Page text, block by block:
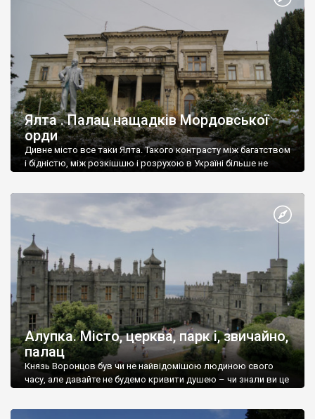
Ялта . Палац нащадків Мордовської
орди
Дивне місто все таки Ялта. Такого контрасту між багатством
і бідністю, між розкішшю і розрухою в Україні більше не
Алупка. Місто, церква, парк і, звичайно,
палац
Князь Воронцов був чи не найвідомішою людиною свого
часу, але давайте не будемо кривити душею – чи знали ви це